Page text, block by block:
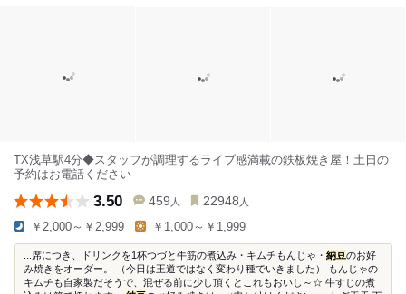
TX浅草駅4分◆スタッフが調理するライブ感満載の鉄板焼き屋！土日の
予約はお電話ください
3.50 459 人 22948 人
￥2,000～￥2,999 ￥1,000～￥1,999
...席につき、ドリンクを1杯つづと牛筋の煮込み・キムチもんじゃ・ 納豆のお好
み焼きをオーダー。 （今日は王道ではなく変わり種でいきました） もんじゃの
キムチも自家製だそうで、混ぜる前に少し頂くとこれもおいし～☆ 牛すじの煮